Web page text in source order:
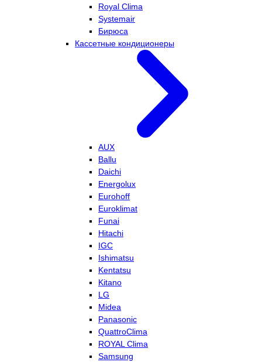
Royal Clima
Systemair
Бирюса
Кассетные кондиционеры
AUX
Ballu
Daichi
Energolux
Eurohoff
Euroklimat
Funai
Hitachi
IGC
Ishimatsu
Kentatsu
Kitano
LG
Midea
Panasonic
QuattroClima
ROYAL Clima
Samsung